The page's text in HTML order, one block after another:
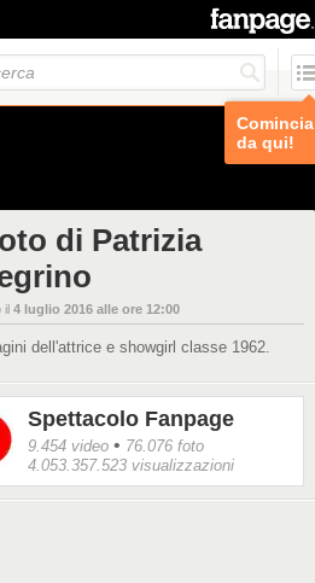
Comincia
da qui!
di Patrizia
il 4 luglio 2016 alle ore 12:00
dell'attrice e showgirl classe 1962.
Spettacolo Fanpage
9.454 video • 76.076 foto
4.053.357.523 visualizzazioni